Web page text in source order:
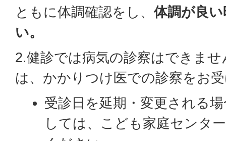
ともに体調確認をし、 体調が良
い。
2.健診では病気の診察はできま
は、かかりつけ医での診察をお
受診日を延期・変更される
しては、こども家庭センタ